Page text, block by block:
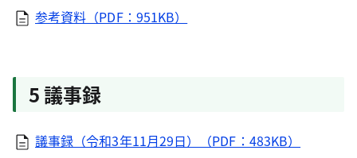
参考資料（PDF：951KB）
5 議事録
議事録（令和3年11月29日）（PDF：483KB）